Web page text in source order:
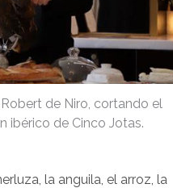
Robert de Niro, cortando el
ibérico de Cinco Jotas.
la anguila, el arroz, la